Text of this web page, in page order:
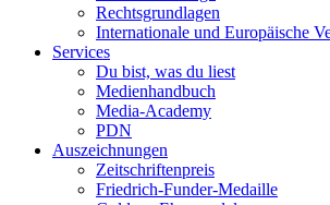
Rechtsgrundlagen
Internationale und Europäische
Services
Du bist, was du liest
Medienhandbuch
Media-Academy
PDN
Auszeichnungen
Zeitschriftenpreis
Friedrich-Funder-Medaille